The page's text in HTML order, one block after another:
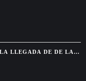
LLEGADA DE DE LA
COOPERACIÓN CON